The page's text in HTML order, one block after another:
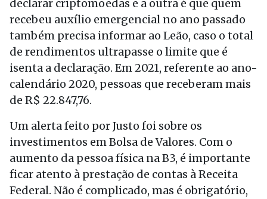
declarar criptomoedas e a outra é que quem
recebeu auxílio emergencial no ano passado
também precisa informar ao Leão, caso o total
de rendimentos ultrapasse o limite que é
isenta a declaração. Em 2021, referente ao ano-
calendário 2020, pessoas que receberam mais
de R$ 22.847,76.
Um alerta feito por Justo foi sobre os
investimentos em Bolsa de Valores. Com o
aumento da pessoa física na B3, é importante
ficar atento à prestação de contas à Receita
Federal. Não é complicado, mas é obrigatório,